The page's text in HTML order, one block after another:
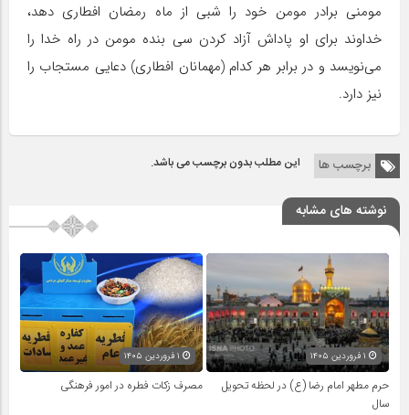
مومنی برادر مومن خود را شبی از ماه رمضان افطاری دهد،
خداوند برای او پاداش آزاد کردن سی بنده مومن در راه خدا را
می‌نویسد و در برابر هر کدام (مهمانان افطاری) دعایی مستجاب را
نیز دارد.
برچسب ها این مطلب بدون برچسب می باشد.
نوشته های مشابه
حرم مطهر امام رضا (ع) در لحظه تحویل
سال
مصرف زکات فطره در امور فرهنگی